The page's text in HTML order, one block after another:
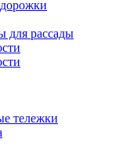
для рассады
тележки